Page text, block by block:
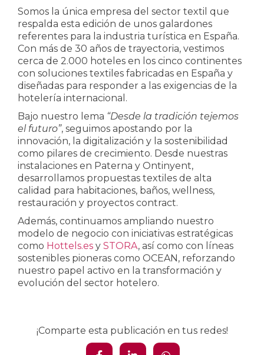
Somos la única empresa del sector textil que
respalda esta edición de unos galardones
referentes para la industria turística en España.
Con más de 30 años de trayectoria, vestimos
cerca de 2.000 hoteles en los cinco continentes
con soluciones textiles fabricadas en España y
diseñadas para responder a las exigencias de la
hotelería internacional.
Bajo nuestro lema “Desde la tradición tejemos
el futuro”, seguimos apostando por la
innovación, la digitalización y la sostenibilidad
como pilares de crecimiento. Desde nuestras
instalaciones en Paterna y Ontinyent,
desarrollamos propuestas textiles de alta
calidad para habitaciones, baños, wellness,
restauración y proyectos contract.
Además, continuamos ampliando nuestro
modelo de negocio con iniciativas estratégicas
como Hottels.es y STORA, así como con líneas
sostenibles pioneras como OCEAN, reforzando
nuestro papel activo en la transformación y
evolución del sector hotelero.
¡Comparte esta publicación en tus redes!